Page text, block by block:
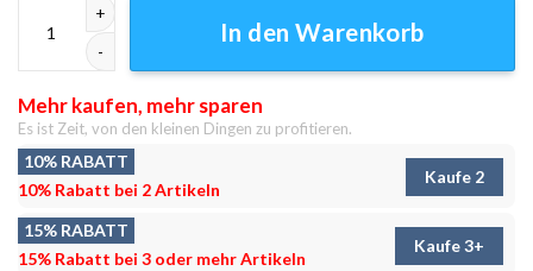
In den Warenkorb
Mehr kaufen, mehr sparen
Es ist Zeit, von den kleinen Dingen zu profitieren.
10% RABATT
10% Rabatt bei 2 Artikeln
Kaufe 2
15% RABATT
15% Rabatt bei 3 oder mehr Artikeln
Kaufe 3+